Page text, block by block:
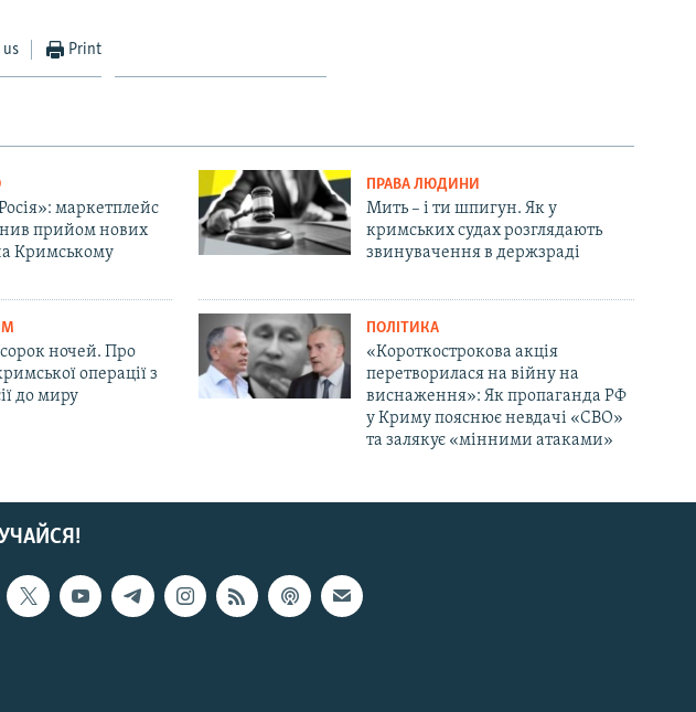
Print
маркетплейс
прийом нових
Кримському
ПРАВА ЛЮДИНИ
Мить – і ти шпигун. Як у
кримських судах розглядають
звинувачення в держзраді
ночей. Про
операції з
до миру
ПОЛІТИКА
«Короткострокова акція
перетворилася на війну на
виснаження»: Як пропаганда РФ
у Криму пояснює невдачі «СВО»
та залякує «мінними атаками»